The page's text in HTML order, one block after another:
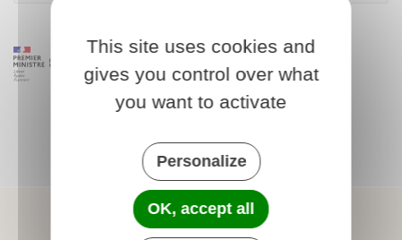
This site uses cookies and
gives you control over what
you want to activate
Personalize
OK, accept all